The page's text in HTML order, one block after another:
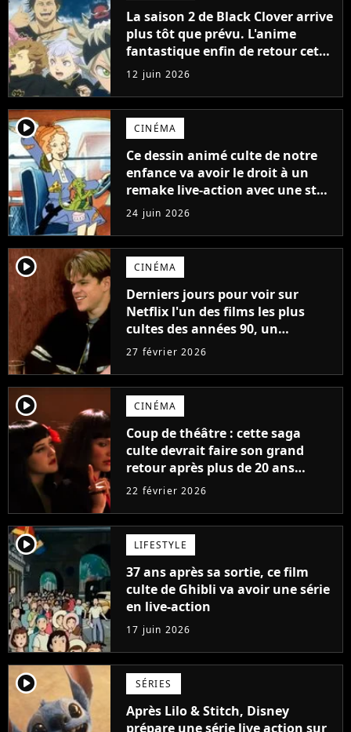
La saison 2 de Black Clover arrive
plus tôt que prévu. L'anime
fantastique enfin de retour cette
année, mais il faudra sortir de
chez soi pour assister à sa
diffusion anticipée
12 juin 2026
player2 CINÉMA
Ce dessin animé culte de notre
enfance va avoir le droit à un
remake live-action avec une star
de Hunger Games
24 juin 2026
player2 CINÉMA
Derniers jours pour voir sur
Netflix l'un des films les plus
cultes des années 90, un
classique qui a révélé Matt
public
27 février 2026
player2 CINÉMA
Coup de théâtre : cette saga
culte devrait faire son grand
retour après plus de 20 ans
d'absence, avec les actrices
22 février 2026
player2 LIFESTYLE
37 ans après sa sortie, ce film
culte de Ghibli va avoir une série
en live-action
17 juin 2026
player2 SÉRIES
Après Lilo & Stitch, Disney
prépare une série live action sur